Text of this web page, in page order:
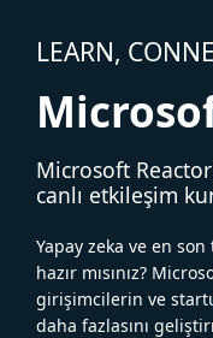
LEARN,
Microsoft
canlı etkileşim
Yapay zeka ve en
hazır mısınız?
girişimcilerin ve
daha fazlasını